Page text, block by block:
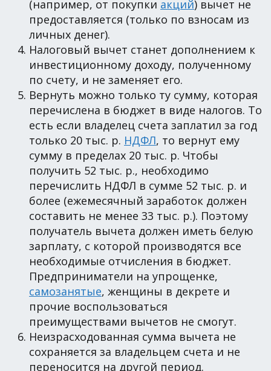
(например, от покупки акций) вычет не
предоставляется (только по взносам из
личных денег).
Налоговый вычет станет дополнением к
инвестиционному доходу, полученному
по счету, и не заменяет его.
Вернуть можно только ту сумму, которая
перечислена в бюджет в виде налогов. То
есть если владелец счета заплатил за год
только 20 тыс. р. НДФЛ, то вернут ему
сумму в пределах 20 тыс. р. Чтобы
получить 52 тыс. р., необходимо
перечислить НДФЛ в сумме 52 тыс. р. и
более (ежемесячный заработок должен
составить не менее 33 тыс. р.). Поэтому
получатель вычета должен иметь белую
зарплату, с которой производятся все
необходимые отчисления в бюджет.
Предприниматели на упрощенке,
самозанятые, женщины в декрете и
прочие воспользоваться
преимуществами вычетов не смогут.
Неизрасходованная сумма вычета не
сохраняется за владельцем счета и не
переносится на другой период.